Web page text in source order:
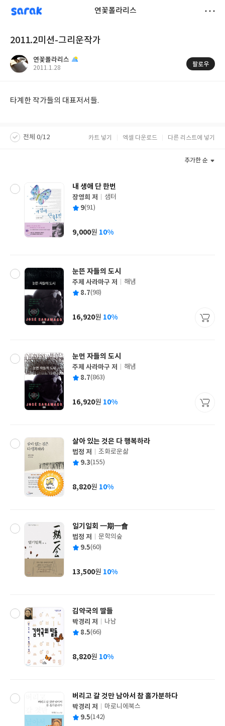
sarak 연꽃폴라리스
2011.2미션-그리운작가
연꽃폴라리스
작
2011.1.28
팔로우
타계한 작가들의 대표저서들.
전체 0/12 카트 넣기 엑셀 다운로드 다른 리스트에 넣기
추가한 순
내 생애 단 한번
글
쓴
장영희 저
출
사
샘터
평 9(91)
가
9,000원 10%
눈뜬 자들의 도시
글
쓴
주제 사라마구 저
출
사
해냄
평 8.7(98)
가
16,920원 10%
눈먼 자들의 도시
글
쓴
주제 사라마구 저
출
사
해냄
평 8.7(863)
가
16,920원 10%
살아 있는 것은 다 행복하라
글
쓴
법정 저
출
사
조화로운삶
평 9.3(155)
가
8,820원 10%
일기일회 一期一會
글
쓴
법정 저
출
사
문학의숲
평 9.5(60)
가
13,500원 10%
김약국의 딸들
글
쓴
박경리 저
출
사
나남
평 8.5(66)
가
8,820원 10%
버리고 갈 것만 남아서 참 홀가분하다
글
쓴
박경리 저
출
마로니에북스
평 9.5(142)